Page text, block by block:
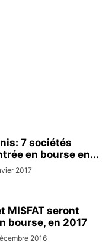
7 sociétés
en bourse en...
2017
MISFAT seront
bourse, en 2017
2016